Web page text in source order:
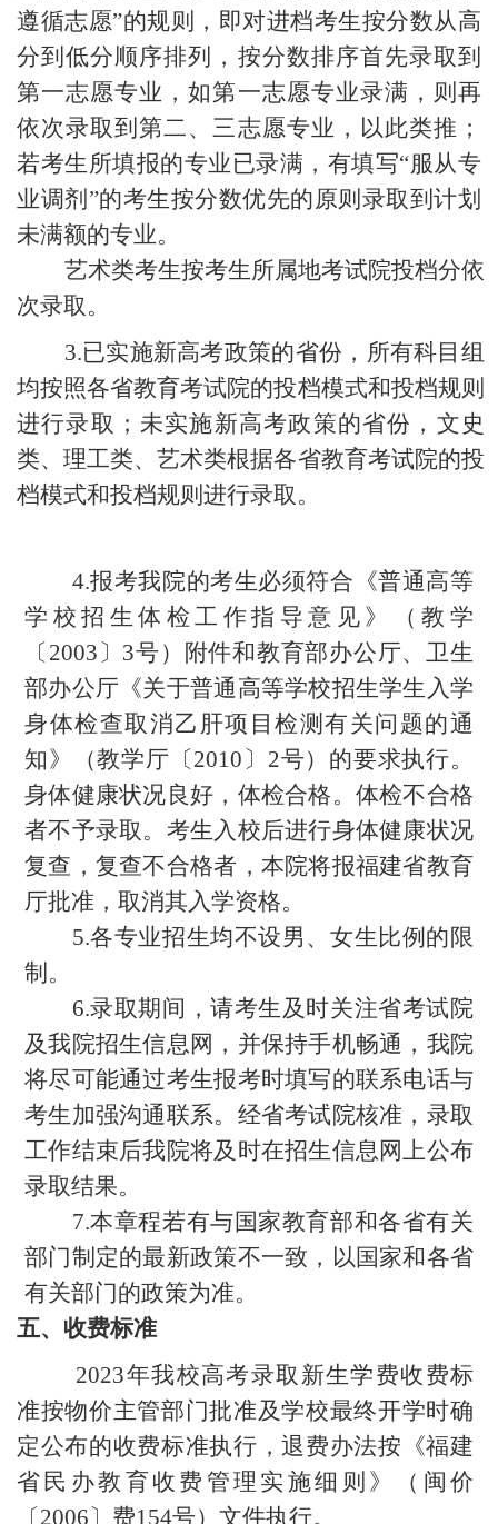
遵循志愿”的规则，即对进档考生按分数从高
分到低分顺序排列，按分数排序首先录取到
第一志愿专业，如第一志愿专业录满，则再
依次录取到第二、三志愿专业，以此类推；
若考生所填报的专业已录满，有填写“服从专
业调剂”的考生按分数优先的原则录取到计划
未满额的专业。
艺术类考生按考生所属地考试院投档分依
次录取。
3.已实施新高考政策的省份，所有科目组
均按照各省教育考试院的投档模式和投档规则
进行录取；未实施新高考政策的省份，文史
类、理工类、艺术类根据各省教育考试院的投
档模式和投档规则进行录取。
4.报考我院的考生必须符合《普通高等
学校招生体检工作指导意见》（教学
〔 2003 〕 3号）附件和教育部办公厅、卫生
部办公厅《关于普通高等学校招生学生入学
身体检查取消乙肝项目检测有关问题的通
知》（教学厅〔2010 〕 2号）的要求执行。
身体健康状况良好，体检合格。体检不合格
者不予录取。考生入校后进行身体健康状况
复查，复查不合格者，本院将报福建省教育
厅批准，取消其入学资格。
5.各专业招生均不设男、女生比例的限
制。
6.录取期间，请考生及时关注省考试院
及我院招生信息网，并保持手机畅通，我院
将尽可能通过考生报考时填写的联系电话与
考生加强沟通联系。经省考试院核准，录取
工作结束后我院将及时在招生信息网上公布
录取结果。
7.本章程若有与国家教育部和各省有关
部门制定的最新政策不一致，以国家和各省
有关部门的政策为准。
五、收费标准
2023年我校高考录取新生学费收费标
准按物价主管部门批准及学校最终开学时确
定公布的收费标准执行，退费办法按《福建
省民办教育收费管理实施细则》（闽价
〔2006〕费154号）文件执行。